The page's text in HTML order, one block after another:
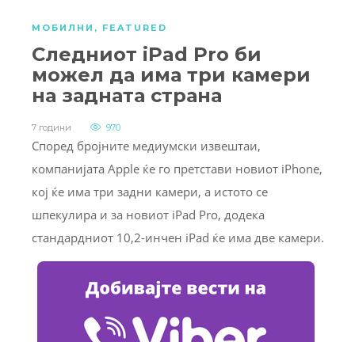
МОБИЛНИ , FEATURED
Следниот iPad Pro би
можел да има три камери
на задната страна
7 години 970
Според бројните медиумски извештаи,
компанијата Apple ќе го претстави новиот iPhone,
кој ќе има три задни камери, а истото се
шпекулира и за новиот iPad Pro, додека
стандардниот 10,2-инчен iPad ќе има две камери.